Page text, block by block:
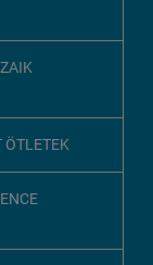
ÖTLETEK